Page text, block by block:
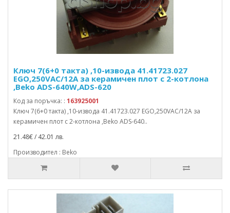
Ключ 7(6+0 такта) ,10-извода 41.41723.027
EGO,250VAC/12A за керамичен плот с 2-котлона
,Beko ADS-640W,ADS-620
Код за поръчка: : 163925001
Ключ 7(6+0 такта) ,10-извода 41.41723.027 EGO,250VAC/12A за
керамичен плот с 2-котлона ,Beko ADS-640..
21.48€ / 42.01 лв.
Производител : Beko